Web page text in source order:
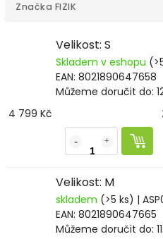
Značka FIZIK
Velikost: S
Skladem v eshopu
EAN: 8021890647658
Můžeme doručit do:
4 799 Kč
Velikost: M
skladem (>5 ks) |
EAN: 8021890647665
Můžeme doručit do: